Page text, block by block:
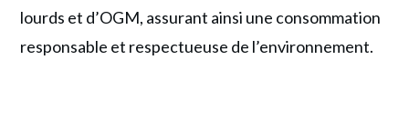
lourds et d’OGM, assurant ainsi une consommation
responsable et respectueuse de l’environnement.